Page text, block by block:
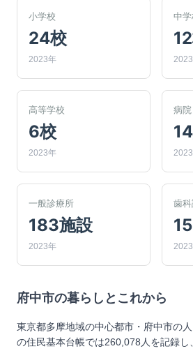
小学校
24校
2023年
中学
高等学校
6校
2023年
病院
一般診療所
183施設
2023年
歯
府中市の暮らしとこれから
東京都多摩地域の中心都市・府中市の
の住民基本台帳では260,078人を記録し